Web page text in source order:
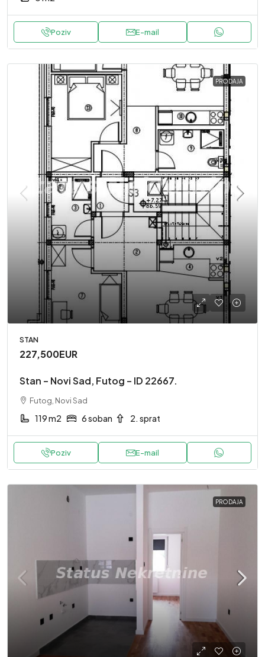
Poziv E-mail
PRODAJA
STAN
227,500EUR
Stan – Novi Sad, Futog – ID 22667.
Futog, Novi Sad
119 m2 6 soban 2. sprat
Poziv E-mail
PRODAJA